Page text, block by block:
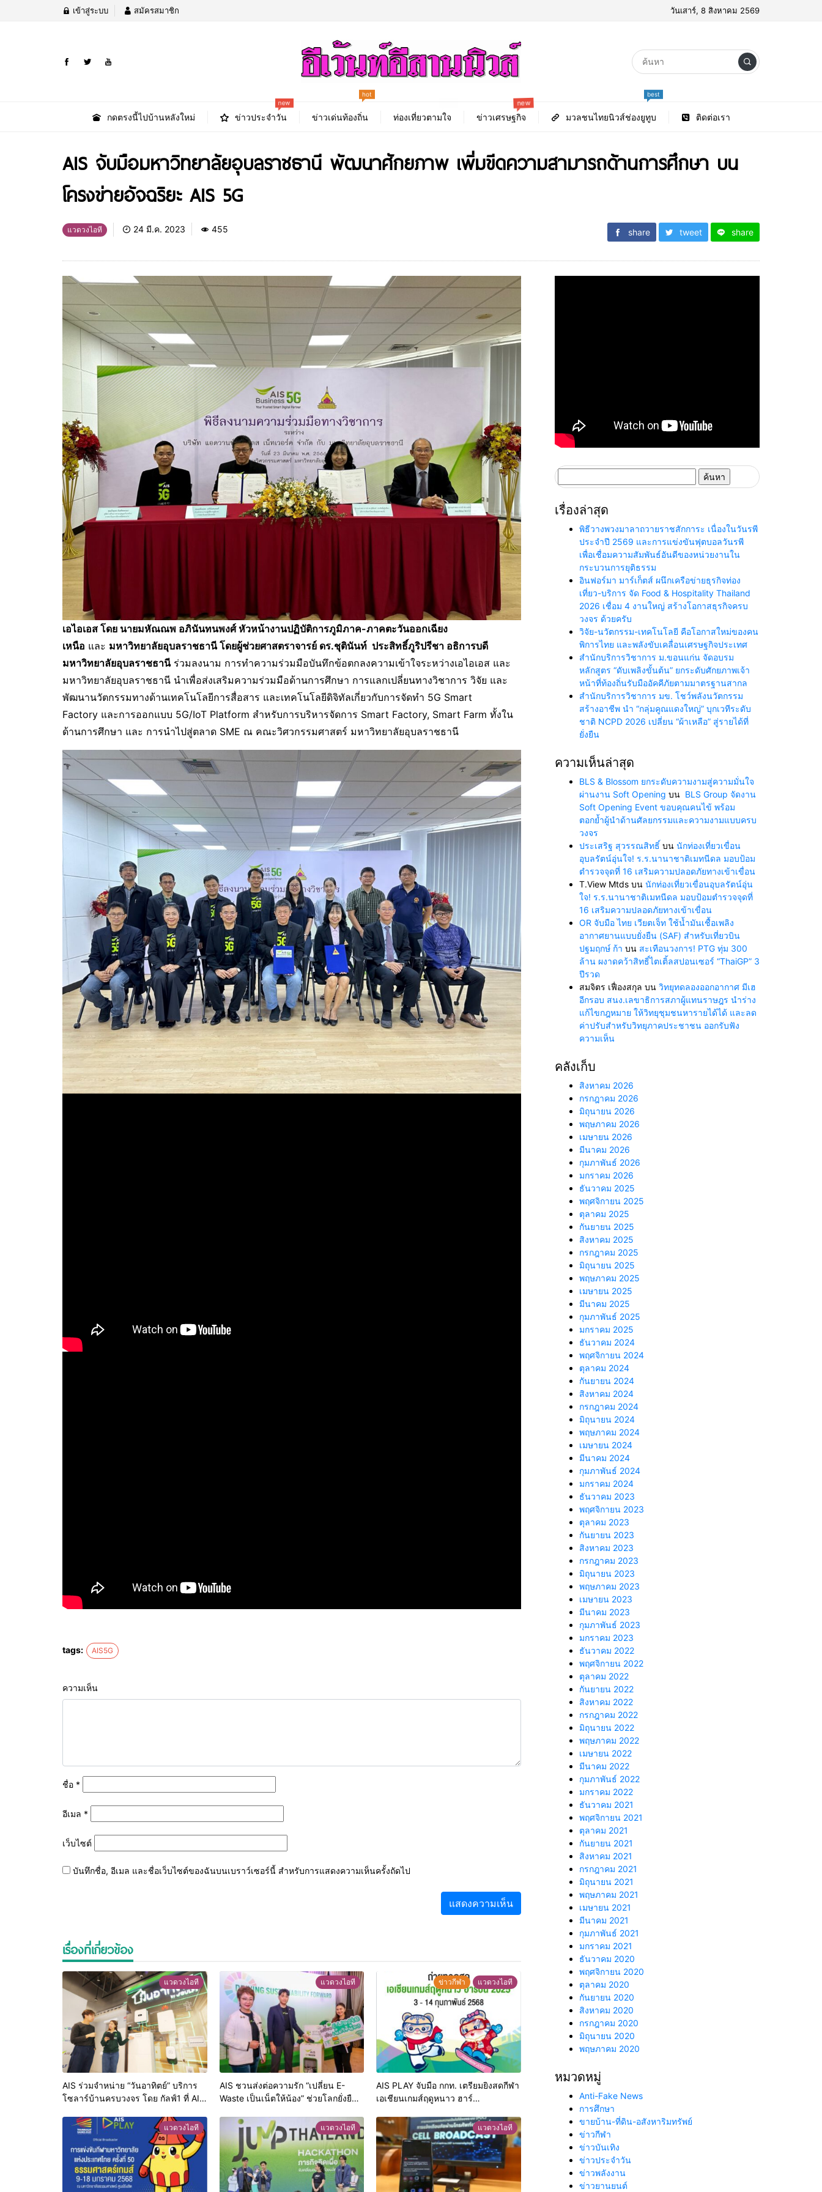
เข้าสู่ระบบ สมัครสมาชิก วันเสาร์, 8 สิงหาคม 2569
กดตรงนี้ไปบ้านหลังใหม่ ข่าวประจำวัน
new
ข่าวเด่นท้องถิ่น
hot
ท่องเที่ยวตามใจ ข่าวเศรษฐกิจ
new
มวลชนไทยนิวส์ช่องยูทูบ
best
ติดต่อเรา
AIS จับมือมหาวิทยาลัยอุบลราชธานี พัฒนาศักยภาพ เพิ่มขีดความสามารถด้านการศึกษา บน
โครงข่ายอัจฉริยะ AIS 5G
แวดวงไอที 24 มี.ค. 2023 455 share tweet share
เอไอเอส โดย นายมหัณณพ อภินันทนพงศ์ หัวหน้างานปฏิบัติการภูมิภาค-ภาคตะวันออกเฉียง
เหนือ และ มหาวิทยาลัยอุบลราชธานี โดยผู้ช่วยศาสตราจารย์ ดร.ชุตินันท์ ประสิทธิ์ภูริปรีชา อธิการบดี
มหาวิทยาลัยอุบลราชธานีร่วมลงนาม การทำความร่วมมือบันทึกข้อตกลงความเข้าใจระหว่างเอไอเอส และ
มหาวิทยาลัยอุบลราชธานี นำเพื่อส่งเสริมความร่วมมือด้านการศึกษา การแลกเปลี่ยนทางวิชาการ วิจัย และ
พัฒนานวัตกรรมทางด้านเทคโนโลยีการสื่อสาร และเทคโนโลยีดิจิทัลเกี่ยวกับการจัดทำ 5G Smart
Factory และการออกแบบ 5G/IoT Platform สำหรับการบริหารจัดการ Smart Factory, Smart Farm ทั้งใน
ด้านการศึกษา และ การนำไปสู่ตลาด SME ณ คณะวิศวกรรมศาสตร์ มหาวิทยาลัยอุบลราชธานี
tags: AIS5G
ความเห็น
ชื่อ *
อีเมล *
เว็บไซต์
บันทึกชื่อ, อีเมล และชื่อเว็บไซต์ของฉันบนเบราว์เซอร์นี้ สำหรับการแสดงความเห็นครั้งถัดไป
เรื่องที่เกี่ยวข้อง
แวดวงไอที
AIS ร่วมจำหน่าย “วันอาทิตย์” บริการ
โซลาร์บ้านครบวงจร โดย กัลฟ์1 ที่ AIS
บริโภคที่ใส่ใจสิ่งแวดล้อม
แวดวงไอที
AIS ชวนส่งต่อความรัก “เปลี่ยน E-
Waste เป็นเน็ตให้น้อง” ช่วยโลกยั่งยืน
ห่างไกล ลดความเหลื่อมล้ำทางดิจิทัล
ข่าวกีฬา แวดวงไอที
AIS PLAY จับมือ กกท. เตรียมยิงสดกีฬา
เอเชียนเกมส์ฤดูหนาว ฮาร์
นักกีฬา
แวดวงไอที แวดวงไอที แวดวงไอที
สำหรับ:
เรื่องล่าสุด
พิธีวางพวงมาลาถวายราชสักการะ เนื่องในวันรพี
ประจำปี 2569 และการแข่งขันฟุตบอลวันรพี
เพื่อเชื่อมความสัมพันธ์อันดีของหน่วยงานใน
กระบวนการยุติธรรม
อินฟอร์มา มาร์เก็ตส์ ผนึกเครือข่ายธุรกิจท่อง
เที่ยว-บริการ จัด Food & Hospitality Thailand
2026 เชื่อม 4 งานใหญ่ สร้างโอกาสธุรกิจครบ
วงจร ด้วยครับ
วิจัย-นวัตกรรม-เทคโนโลยี คือโอกาสใหม่ของคน
พิการไทย และพลังขับเคลื่อนเศรษฐกิจประเทศ
สำนักบริการวิชาการ ม.ขอนแก่น จัดอบรม
หลักสูตร “ดับเพลิงขั้นต้น” ยกระดับศักยภาพเจ้า
หน้าที่ท้องถิ่นรับมืออัคคีภัยตามมาตรฐานสากล
สำนักบริการวิชาการ มข. โชว์พลังนวัตกรรม
สร้างอาชีพ นำ “กลุ่มคูณแดงใหญ่” บุกเวทีระดับ
ชาติ NCPD 2026 เปลี่ยน “ผ้าเหลือ” สู่รายได้ที่
ยั่งยืน
ความเห็นล่าสุด
BLS & Blossom ยกระดับความงามสู่ความมั่นใจ
ผ่านงาน Soft Opening บน BLS Group จัดงาน
Soft Opening Event ขอบคุณคนไข้ พร้อม
ตอกย้ำผู้นำด้านศัลยกรรมและความงามแบบครบ
วงจร
ประเสริฐ สุวรรณสิทธิ์ บน นักท่องเที่ยวเขื่อน
อุบลรัตน์อุ่นใจ! ร.ร.นานาชาติเมทนีดล มอบป้อม
ตำรวจจุดที่ 16 เสริมความปลอดภัยทางเข้าเขื่อน
T.View Mtds บน นักท่องเที่ยวเขื่อนอุบลรัตน์อุ่น
ใจ! ร.ร.นานาชาติเมทนีดล มอบป้อมตำรวจจุดที่
16 เสริมความปลอดภัยทางเข้าเขื่อน
OR จับมือ ไทย เวียตเจ็ท ใช้น้ำมันเชื้อเพลิง
อากาศยานแบบยั่งยืน (SAF) สำหรับเที่ยวบิน
ปฐมฤกษ์ ก้า บน สะเทือนวงการ! PTG ทุ่ม 300
ล้าน ผงาดคว้าสิทธิ์ไตเติ้ลสปอนเซอร์ “ThaiGP” 3
ปีรวด
สมจิตร เฟื่องสกุล บน วิทยุทดลองออกอากาศ มีเฮ
อีกรอบ สนง.เลขาธิการสภาผู้แทนราษฎร นำร่าง
แก้ไขกฎหมาย ให้วิทยุชุมชนหารายได้ได้ และลด
ค่าปรับสำหรับวิทยุภาคประชาชน ออกรับฟัง
ความเห็น
คลังเก็บ
สิงหาคม 2026
กรกฎาคม 2026
มิถุนายน 2026
พฤษภาคม 2026
เมษายน 2026
มีนาคม 2026
กุมภาพันธ์ 2026
มกราคม 2026
ธันวาคม 2025
พฤศจิกายน 2025
ตุลาคม 2025
กันยายน 2025
สิงหาคม 2025
กรกฎาคม 2025
มิถุนายน 2025
พฤษภาคม 2025
เมษายน 2025
มีนาคม 2025
กุมภาพันธ์ 2025
มกราคม 2025
ธันวาคม 2024
พฤศจิกายน 2024
ตุลาคม 2024
กันยายน 2024
สิงหาคม 2024
กรกฎาคม 2024
มิถุนายน 2024
พฤษภาคม 2024
เมษายน 2024
มีนาคม 2024
กุมภาพันธ์ 2024
มกราคม 2024
ธันวาคม 2023
พฤศจิกายน 2023
ตุลาคม 2023
กันยายน 2023
สิงหาคม 2023
กรกฎาคม 2023
มิถุนายน 2023
พฤษภาคม 2023
เมษายน 2023
มีนาคม 2023
กุมภาพันธ์ 2023
มกราคม 2023
ธันวาคม 2022
พฤศจิกายน 2022
ตุลาคม 2022
กันยายน 2022
สิงหาคม 2022
กรกฎาคม 2022
มิถุนายน 2022
พฤษภาคม 2022
เมษายน 2022
มีนาคม 2022
กุมภาพันธ์ 2022
มกราคม 2022
ธันวาคม 2021
พฤศจิกายน 2021
ตุลาคม 2021
กันยายน 2021
สิงหาคม 2021
กรกฎาคม 2021
มิถุนายน 2021
พฤษภาคม 2021
เมษายน 2021
มีนาคม 2021
กุมภาพันธ์ 2021
มกราคม 2021
ธันวาคม 2020
พฤศจิกายน 2020
ตุลาคม 2020
กันยายน 2020
สิงหาคม 2020
กรกฎาคม 2020
มิถุนายน 2020
พฤษภาคม 2020
หมวดหมู่
Anti-Fake News
การศึกษา
ขายบ้าน-ที่ดิน-อสังหาริมทรัพย์
ข่าวกีฬา
ข่าวบันเทิง
ข่าวประจำวัน
ข่าวพลังงาน
ข่าวยานยนต์